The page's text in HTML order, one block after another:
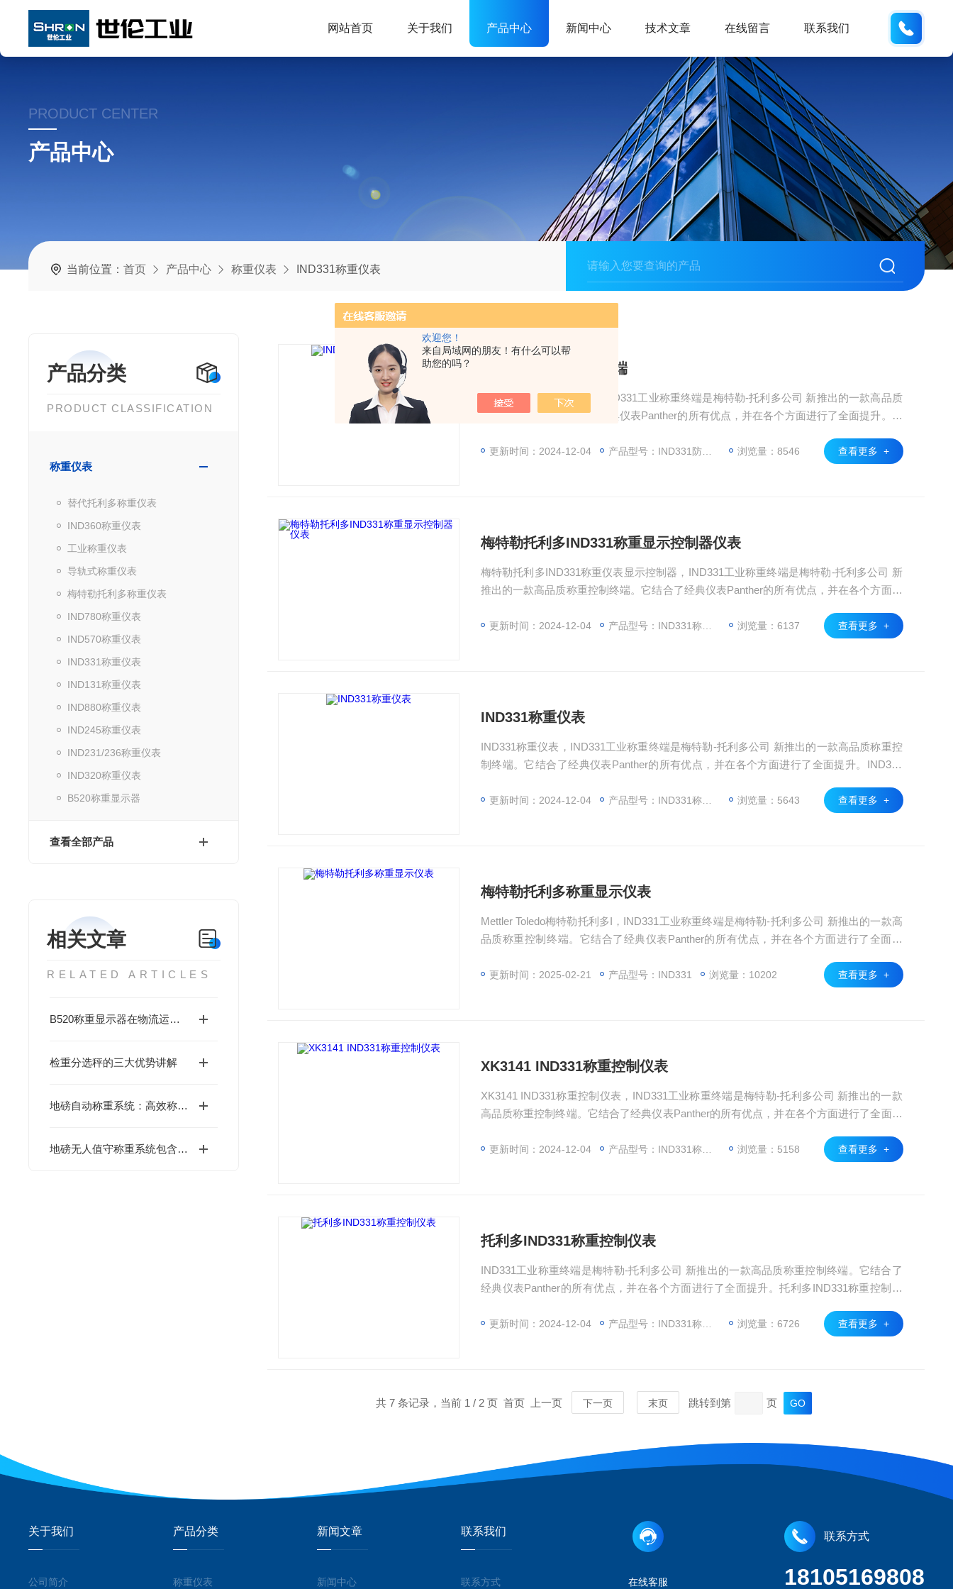
欢迎您！
来自局域网的朋友！有什么可以帮
助您的吗？
网站首页 关于我们 产品中心 新闻中心 技术文章 在线留言 联系我们
PRODUCT CENTER
产品中心
当前位置：首页 产品中心 称重仪表 IND331称重仪表
产品分类
PRODUCT CLASSIFICATION
称重仪表
替代托利多称重仪表
IND360称重仪表
工业称重仪表
导轨式称重仪表
梅特勒托利多称重仪表
IND780称重仪表
IND570称重仪表
IND331称重仪表
IND131称重仪表
IND880称重仪表
IND245称重仪表
IND231/236称重仪表
IND320称重仪表
B520称重显示器
查看全部产品
相关文章
RELATED ARTICLES
B520称重显示器在物流运输中的重要作用
检重分选秤的三大优势讲解
地磅自动称重系统：高效称重的得力助手
地磅无人值守称重系统包含哪些硬件设备？
IND331防尘式称重终端
IND331防尘式称重终端，IND331工业称重终端是梅特勒-托利多公司 新推出的一款高品质
称重控制终端。它结合了经典仪表Panther的所有优点，并在各个方面进行了全面提升。IN
性能、方便的替换过程、丰富的接口配置、灵活的标定方法、便捷的参数设置与系统备
更新时间：2024-12-04 产品型号：IND331防尘式称重仪表 浏览量：8546 查看更多 +
梅特勒托利多IND331称重显示控制器仪表
梅特勒托利多IND331称重仪表显示控制器，IND331工业称重终端是梅特勒-托利多公司 新
推出的一款高品质称重控制终端。它结合了经典仪表Panther的所有优点，并在各个方面进
领域。显著提升的性能、方便的替换过程、丰富的接口配置、灵活的标定方法、便捷的参
更新时间：2024-12-04 产品型号：IND331称重显示仪表 浏览量：6137 查看更多 +
IND331称重仪表
IND331称重仪表，IND331工业称重终端是梅特勒-托利多公司 新推出的一款高品质称重控
制终端。它结合了经典仪表Panther的所有优点，并在各个方面进行了全面提升。IND331
能、方便的替换过程、丰富的接口配置、灵活的标定方法、便捷的参数设置与系统备份，
更新时间：2024-12-04 产品型号：IND331称重显示仪表 浏览量：5643 查看更多 +
梅特勒托利多称重显示仪表
Mettler Toledo梅特勒托利多I，IND331工业称重终端是梅特勒-托利多公司 新推出的一款高
品质称重控制终端。它结合了经典仪表Panther的所有优点，并在各个方面进行了全面提
提升的性能、方便的替换过程、丰富的接口配置、灵活的标定方法、便捷的参数设置与系
更新时间：2025-02-21 产品型号：IND331 浏览量：10202 查看更多 +
XK3141 IND331称重控制仪表
XK3141 IND331称重控制仪表，IND331工业称重终端是梅特勒-托利多公司 新推出的一款
高品质称重控制终端。它结合了经典仪表Panther的所有优点，并在各个方面进行了全面提
提升的性能、方便的替换过程、丰富的接口配置、灵活的标定方法、便捷的参数设置与系
更新时间：2024-12-04 产品型号：IND331称重显示仪表 浏览量：5158 查看更多 +
托利多IND331称重控制仪表
IND331工业称重终端是梅特勒-托利多公司 新推出的一款高品质称重控制终端。它结合了
经典仪表Panther的所有优点，并在各个方面进行了全面提升。托利多IND331称重控制仪
更新时间：2024-12-04 产品型号：IND331称重显示仪表 浏览量：6726 查看更多 +
共 7 条记录，当前 1 / 2 页 首页 上一页 下一页 末页 跳转到第 页
关于我们
公司简介
产品分类
称重仪表
新闻文章
新闻中心
联系我们
联系方式 在线客服
联系方式
18105169808